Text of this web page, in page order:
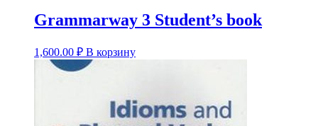
Grammarway 3 Student’s book
1,600.00 ₽ В корзину